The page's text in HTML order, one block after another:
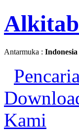
Antarmuka : Indonesia
Kami